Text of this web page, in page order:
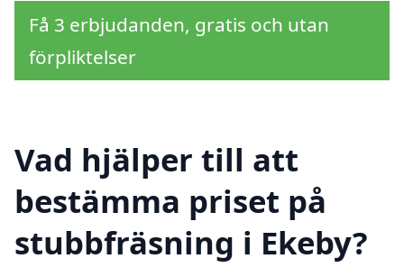
Få 3 erbjudanden, gratis och utan
förpliktelser
Vad hjälper till att
bestämma priset på
stubbfräsning i Ekeby?